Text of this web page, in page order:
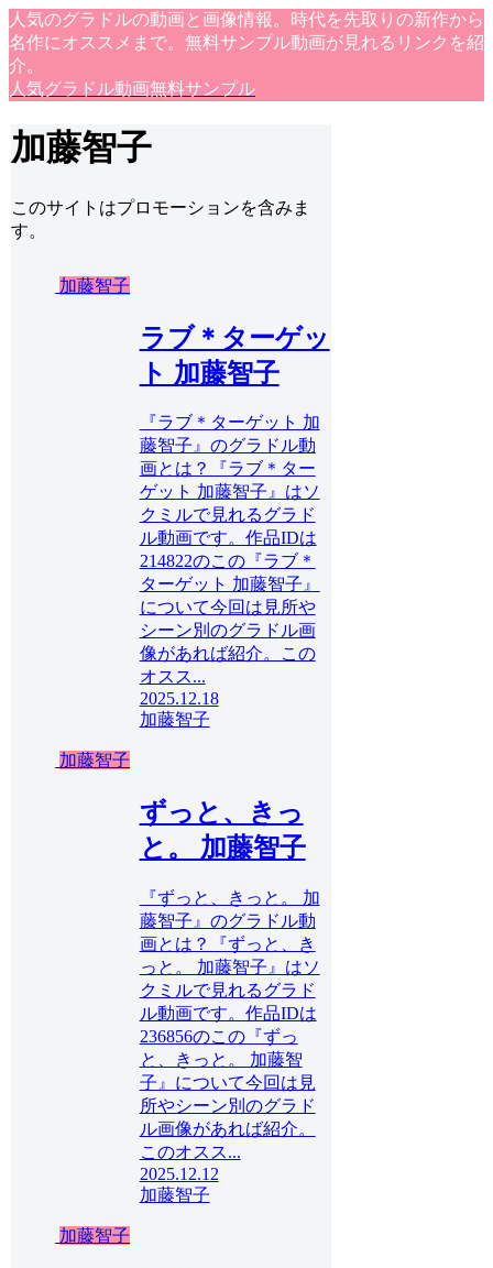
人気のグラドルの動画と画像情報。時代を先取りの新作から
名作にオススメまで。無料サンプル動画が見れるリンクを紹
介。
人気グラドル動画無料サンプル
加藤智子
このサイトはプロモーションを含みま
す。
加藤智子
ラブ＊ターゲッ
ト 加藤智子
『ラブ＊ターゲット 加
藤智子』のグラドル動
画とは？『ラブ＊ター
ゲット 加藤智子』はソ
クミルで見れるグラド
ル動画です。作品IDは
214822のこの『ラブ＊
ターゲット 加藤智子』
について今回は見所や
シーン別のグラドル画
像があれば紹介。この
オスス...
2025.12.18
加藤智子
加藤智子
ずっと、きっ
と。 加藤智子
『ずっと、きっと。 加
藤智子』のグラドル動
画とは？『ずっと、き
っと。 加藤智子』はソ
クミルで見れるグラド
ル動画です。作品IDは
236856のこの『ずっ
と、きっと。 加藤智
子』について今回は見
所やシーン別のグラド
ル画像があれば紹介。
このオスス...
2025.12.12
加藤智子
加藤智子